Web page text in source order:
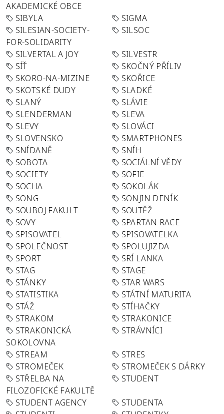
AKADEMICKÉ OBCE
SIBYLA
SIGMA
SILESIAN-SOCIETY-
FOR-SOLIDARITY
SILSOC
SILVERTAL A JOY
SILVESTR
SÍŤ
SKOČNÝ PŘÍLIV
SKORO-NA-MIZINE
SKOŘICE
SKOTSKÉ DUDY
SLADKÉ
SLANÝ
SLÁVIE
SLENDERMAN
SLEVA
SLEVY
SLOVÁCI
SLOVENSKO
SMARTPHONES
SNÍDANĚ
SNÍH
SOBOTA
SOCIÁLNÍ VĚDY
SOCIETY
SOFIE
SOCHA
SOKOLÁK
SONG
SONJIN DENÍK
SOUBOJ FAKULT
SOUTĚŽ
SOVY
SPARTAN RACE
SPISOVATEL
SPISOVATELKA
SPOLEČNOST
SPOLUJIZDA
SPORT
SRÍ LANKA
STAG
STAGE
STÁNKY
STAR WARS
STATISTIKA
STÁTNÍ MATURITA
STÁŽ
STÍHAČKY
STRAKOM
STRAKONICE
STRAKONICKÁ
SOKOLOVNA
STRÁVNÍCI
STREAM
STRES
STROMEČEK
STROMEČEK S DÁRKY
STŘELBA NA
FILOZOFICKÉ FAKULTĚ
STUDENT
STUDENT AGENCY
STUDENTA